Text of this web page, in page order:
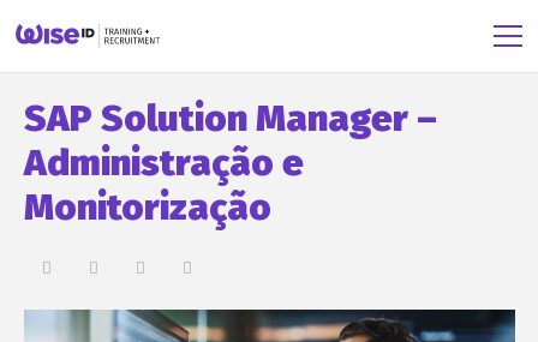
SAP Solution Manager –
Administração e
Monitorização